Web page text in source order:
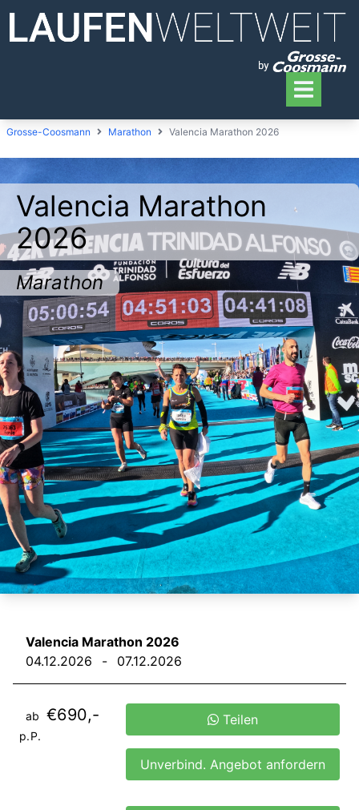
Grosse-Coosmann Marathon Valencia Marathon 2026
Valencia Marathon
2026
Marathon
Valencia Marathon 2026
04.12.2026
- 07.12.2026
ab €690,-
p.P.
Teilen
Unverbind. Angebot anfordern